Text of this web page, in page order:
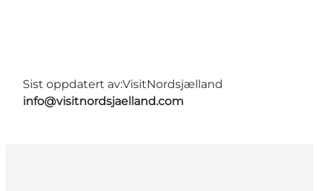
Sist oppdatert av:VisitNordsjælland
info@visitnordsjaelland.com